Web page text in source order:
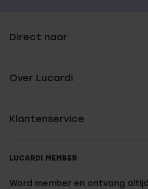
Direct naar
Over Lucardi
Klantenservice
LUCARDI MEMBER
Word member en ontvang